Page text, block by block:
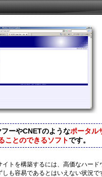
ーやCNETのようなポータル
ことのできるソフトです。
トを構築するには、高価なハー
も容易であるとはいえない状況